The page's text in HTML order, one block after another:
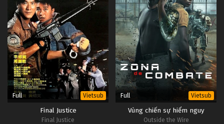
Full Vietsub
Final Justice
Final Justice
Full Vietsub
Vùng chiến sự hiểm nguy
Outside the Wire